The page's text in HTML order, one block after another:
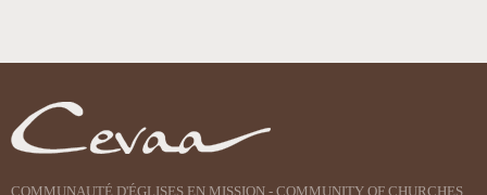
document
COMMUNAUTÉ D'ÉGLISES EN MISSION - COMMUNITY OF CHURCHES